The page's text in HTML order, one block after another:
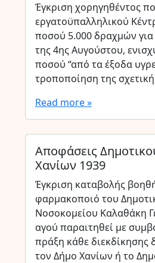
Έγκριση χορηγηθέντος
εργατοϋπαλληλικού
ποσού 5.000 δραχμών
της 4ης Αυγούστου,
ποσού “από τα έξοδα
τροποποίηση της
Read more »
Αποφάσεις
Χανίων 1939
Έγκριση καταβολής
φαρμακοποιό του
Νοσοκομείου Καλαθάκη
αγού παραιτηθεί με
πράξη κάθε διεκδίκησης
τον Δήμο Χανίων ή το